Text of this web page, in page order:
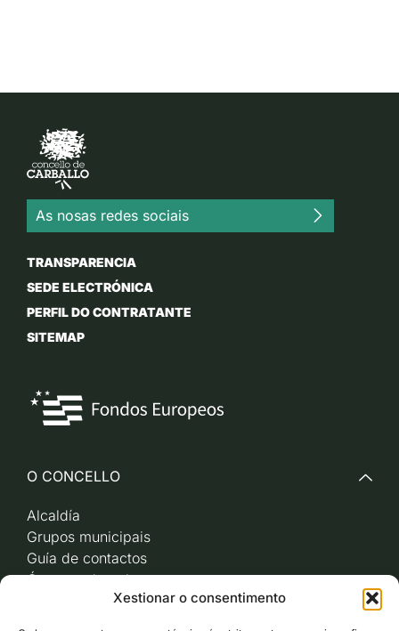
Xestionar o consentimento
As nosas redes sociais
TRANSPARENCIA
SEDE ELECTRÓNICA
PERFIL DO CONTRATANTE
SITEMAP
O CONCELLO
Alcaldía
Grupos municipais
Guía de contactos
Órganos de goberno
Acceso a videoactas